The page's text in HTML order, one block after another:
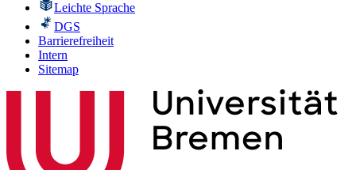
Leichte Sprache
DGS
Barrierefreiheit
Intern
Sitemap